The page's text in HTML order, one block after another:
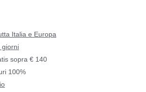
Italia e Europa
giorni
sopra € 140
100%